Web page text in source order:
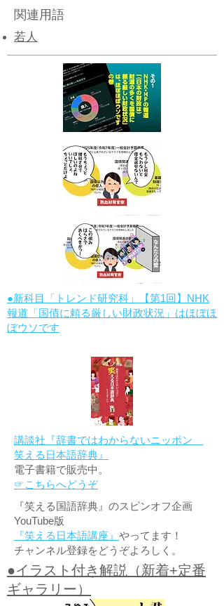
関連用語
若人
●新科目「トレンド研究科」【第1回】NHK
報道「国債に頼る厳しい財政状況」はほぼほ
ぼウソです
講談社『辞書ではわからないニッポン
笑える日本語辞典』
電子書籍で販売中。
☞こちらへどうぞ
『笑える国語辞典』のスピンオフ企画
YouTube版
『笑える日本語講座』 やってます！
チャンネル登録をどうぞよろしく。
●イラスト付き解説（新着+定番
ギャラリー）